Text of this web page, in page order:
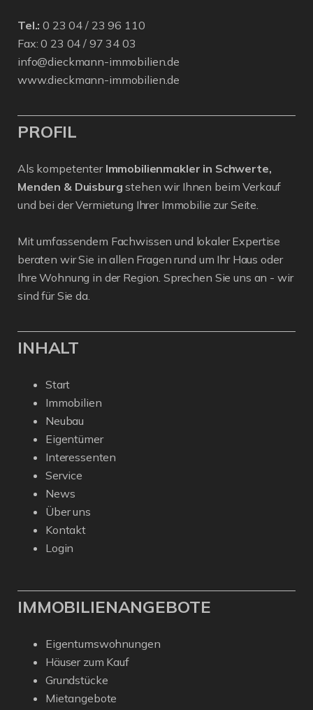
Tel.: 0 23 04 / 23 96 110
Fax: 0 23 04 / 97 34 03
info@dieckmann-immobilien.de
www.dieckmann-immobilien.de
PROFIL
Als kompetenter Immobilienmakler in Schwerte,
Menden & Duisburg stehen wir Ihnen beim Verkauf
und bei der Vermietung Ihrer Immobilie zur Seite.
Mit umfassendem Fachwissen und lokaler Expertise
beraten wir Sie in allen Fragen rund um Ihr Haus oder
Ihre Wohnung in der Region. Sprechen Sie uns an - wir
sind für Sie da.
INHALT
Start
Immobilien
Neubau
Eigentümer
Interessenten
Service
News
Über uns
Kontakt
Login
IMMOBILIENANGEBOTE
Eigentumswohnungen
Häuser zum Kauf
Grundstücke
Mietangebote